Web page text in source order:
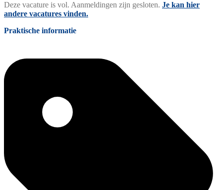
Deze vacature is vol. Aanmeldingen zijn gesloten. Je kan hier
andere vacatures vinden.
Praktische informatie